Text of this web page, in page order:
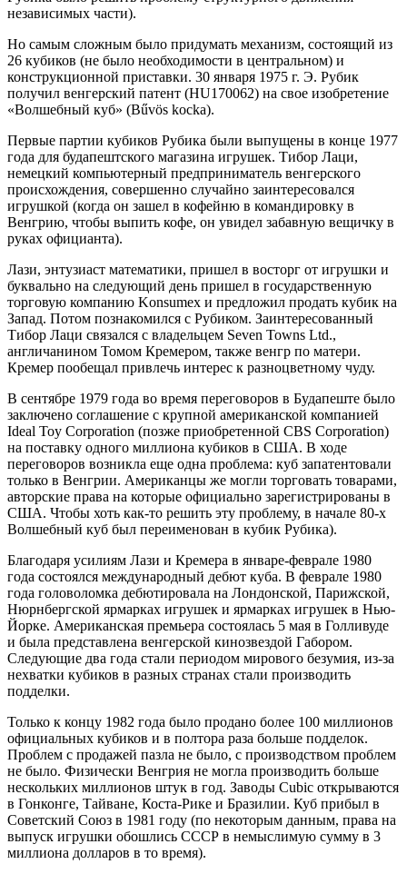
независимых части).
Но самым сложным было придумать механизм, состоящий из
26 кубиков (не было необходимости в центральном) и
конструкционной приставки. 30 января 1975 г. Э. Рубик
получил венгерский патент (HU170062) на свое изобретение
«Волшебный куб» (Bűvös kocka).
Первые партии кубиков Рубика были выпущены в конце 1977
года для будапештского магазина игрушек. Тибор Лаци,
немецкий компьютерный предприниматель венгерского
происхождения, совершенно случайно заинтересовался
игрушкой (когда он зашел в кофейню в командировку в
Венгрию, чтобы выпить кофе, он увидел забавную вещичку в
руках официанта).
Лази, энтузиаст математики, пришел в восторг от игрушки и
буквально на следующий день пришел в государственную
торговую компанию Konsumex и предложил продать кубик на
Запад. Потом познакомился с Рубиком. Заинтересованный
Тибор Лаци связался с владельцем Seven Towns Ltd.,
англичанином Томом Кремером, также венгр по матери.
Кремер пообещал привлечь интерес к разноцветному чуду.
В сентябре 1979 года во время переговоров в Будапеште было
заключено соглашение с крупной американской компанией
Ideal Toy Corporation (позже приобретенной CBS Corporation)
на поставку одного миллиона кубиков в США. В ходе
переговоров возникла еще одна проблема: куб запатентовали
только в Венгрии. Американцы же могли торговать товарами,
авторские права на которые официально зарегистрированы в
США. Чтобы хоть как-то решить эту проблему, в начале 80-х
Волшебный куб был переименован в кубик Рубика).
Благодаря усилиям Лази и Кремера в январе-феврале 1980
года состоялся международный дебют куба. В феврале 1980
года головоломка дебютировала на Лондонской, Парижской,
Нюрнбергской ярмарках игрушек и ярмарках игрушек в Нью-
Йорке. Американская премьера состоялась 5 мая в Голливуде
и была представлена ​​венгерской кинозвездой Габором.
Следующие два года стали периодом мирового безумия, из-за
нехватки кубиков в разных странах стали производить
подделки.
Только к концу 1982 года было продано более 100 миллионов
официальных кубиков и в полтора раза больше подделок.
Проблем с продажей пазла не было, с производством проблем
не было. Физически Венгрия не могла производить больше
нескольких миллионов штук в год. Заводы Cubic открываются
в Гонконге, Тайване, Коста-Рике и Бразилии. Куб прибыл в
Советский Союз в 1981 году (по некоторым данным, права на
выпуск игрушки обошлись СССР в немыслимую сумму в 3
миллиона долларов в то время).